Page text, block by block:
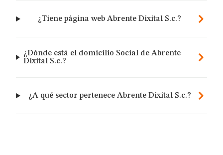
¿Tiene página web Abrente Dixital S.c.?
¿Dónde está el domicilio Social de Abrente
Dixital S.c.?
¿A qué sector pertenece Abrente Dixital S.c.?